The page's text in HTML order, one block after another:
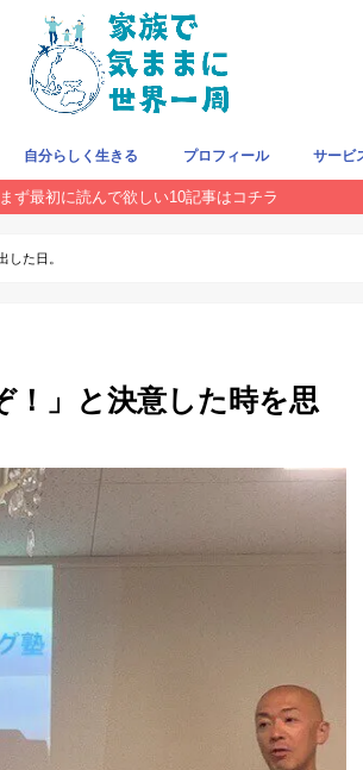
旅をお得にする方法
クレジットカード
旅の持ち物
飛行機/LCC
国・地域で探す
自分らしく生きる
THIS WEEK
プロフィール サービ
まず最初に読んで欲しい10記事はコチラ
した日。
！」と決意した時を思